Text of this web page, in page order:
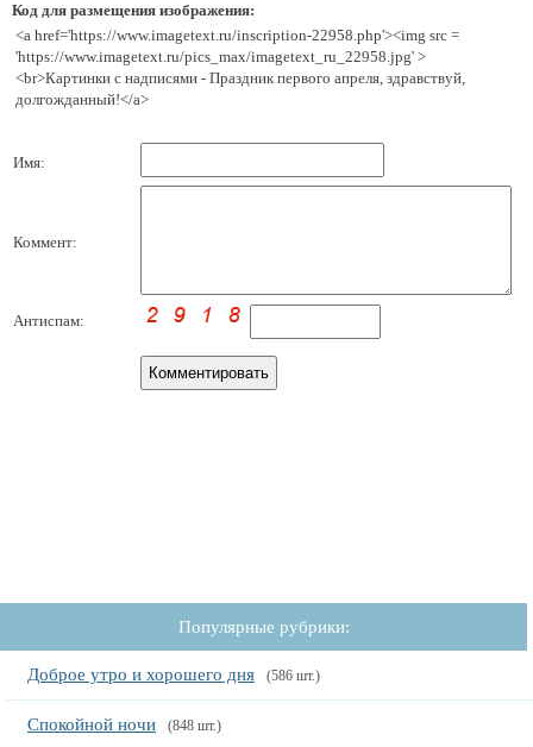
Код для размещения изображения:
<a href='https://www.imagetext.ru/inscription-22958.php'><img src =
'https://www.imagetext.ru/pics_max/imagetext_ru_22958.jpg' >
<br>Картинки с надписями - Праздник первого апреля, здравствуй,
долгожданный!</a>
Имя:
Коммент:
Антиспам:
Популярные рубрики:
Доброе утро и хорошего дня (586 шт.)
Спокойной ночи (848 шт.)